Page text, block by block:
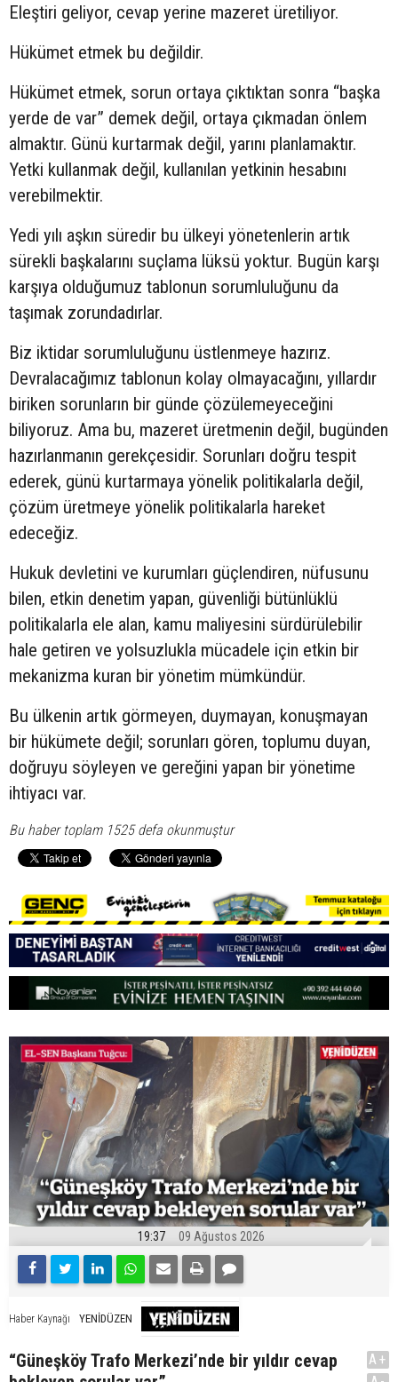
Eleştiri geliyor, cevap yerine mazeret üretiliyor.
Hükümet etmek bu değildir.
Hükümet etmek, sorun ortaya çıktıktan sonra “başka
yerde de var” demek değil, ortaya çıkmadan önlem
almaktır. Günü kurtarmak değil, yarını planlamaktır.
Yetki kullanmak değil, kullanılan yetkinin hesabını
verebilmektir.
Yedi yılı aşkın süredir bu ülkeyi yönetenlerin artık
sürekli başkalarını suçlama lüksü yoktur. Bugün karşı
karşıya olduğumuz tablonun sorumluluğunu da
taşımak zorundadırlar.
Biz iktidar sorumluluğunu üstlenmeye hazırız.
Devralacağımız tablonun kolay olmayacağını, yıllardır
biriken sorunların bir günde çözülemeyeceğini
biliyoruz. Ama bu, mazeret üretmenin değil, bugünden
hazırlanmanın gerekçesidir. Sorunları doğru tespit
ederek, günü kurtarmaya yönelik politikalarla değil,
çözüm üretmeye yönelik politikalarla hareket
edeceğiz.
Hukuk devletini ve kurumları güçlendiren, nüfusunu
bilen, etkin denetim yapan, güvenliği bütünlüklü
politikalarla ele alan, kamu maliyesini sürdürülebilir
hale getiren ve yolsuzlukla mücadele için etkin bir
mekanizma kuran bir yönetim mümkündür.
Bu ülkenin artık görmeyen, duymayan, konuşmayan
bir hükümete değil; sorunları gören, toplumu duyan,
doğruyu söyleyen ve gereğini yapan bir yönetime
ihtiyacı var.
Bu haber toplam 1525 defa okunmuştur
19:37 09 Ağustos 2026
Haber Kaynağı YENİDÜZEN
“Güneşköy Trafo Merkezi’nde bir yıldır cevap
A+